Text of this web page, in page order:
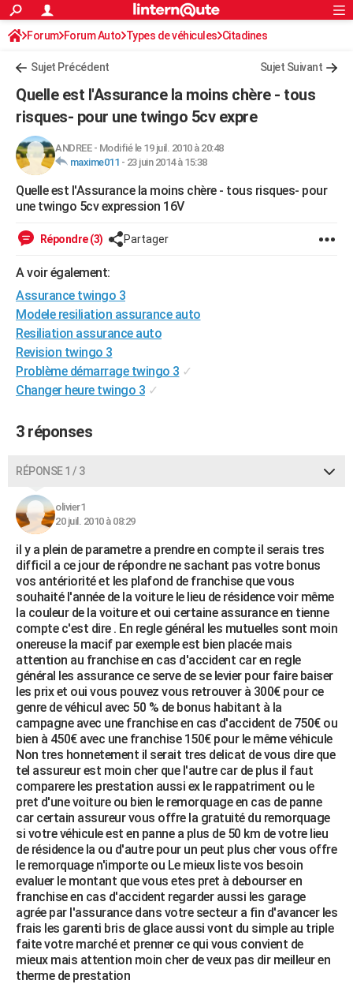
ACTUALITÉS
Politique
Société
Faits Divers
Education
Monde
Villes
+
Programme TV
TNTStreaming
Cinéma
Sorties cinéma
Musique
FINANCE
Retraite
Impôts
Epargne
Immobilier
Risques naturels par ville
Banque
Assurance
Crédit
AUTO
Essais
Réserver un essai
Citadines
Berlines
SUV
Forum auto
HIGH-TECH
Mobiles
Meilleur smartphone
Internet
Ordinateurs
Jeux vidéo
Guide high-tech
+BRICOLAGE
Forum
Aménagement intérieur
Extérieur
Cuisine
Salle de bains
Jardinage
Rangement
WEEK-END
Guides de France
Escapades
Patrimoine
Expositions
Musées
Week-end nature
+LIFESTYLE
Art de vivre
Bien-être
Loisirs
Mode
Modes de vie
SANTE
Alimentation
Guide de la santé
Maladies
Médicaments
Sommeil
VOYAGE
Destinations
City break
Voyage nature
Voyage de noces
Forum
Climat
+PHOTO
BONS PLANS
CARTE DE VOEUX
Carte de Noël
Carte Bonne année
Carte Saint-Valentin
Carte Pâques
Carte d'anniversaire
DICTIONNAIRE
Dictionnaire
Biographies
Citations
Expressions
Proverbes
PROGRAMME TV
COPAINS D'AVANT
S'inscrire
Se connecter
Lycées
Collèges
Primaires
Universités
Entreprises
Service militaire
Avis de recherche
AVIS DE DÉCÈS
FORUM
Bricolage
Lifestyle
Culture
Sport
Auto
Television
Voyage
Cinema
S'inscrire
Connexion
Forum Forum Auto Types de véhicules Citadines
Sujet Précédent Sujet Suivant
Quelle est l'Assurance la moins chère - tous
risques- pour une twingo 5cv expre
ANDREE- Modifié le 19 juil. 2010 à 20:48
maxime011 - 23 juin 2014 à 15:38
Quelle est l'Assurance la moins chère - tous risques- pour
une twingo 5cv expression 16V
Répondre (3) Partager
A voir également:
Assurance twingo 3
Modele resiliation assurance auto
Resiliation assurance auto
Revision twingo 3
Problème démarrage twingo 3 ✓
Changer heure twingo 3 ✓
3 réponses
RÉPONSE 1 / 3
olivier1
20 juil. 2010 à 08:29
il y a plein de parametre a prendre en compte il serais tres
difficil a ce jour de répondre ne sachant pas votre bonus
vos antériorité et les plafond de franchise que vous
souhaité l'année de la voiture le lieu de résidence voir même
la couleur de la voiture et oui certaine assurance en tienne
compte c'est dire . En regle général les mutuelles sont moin
onereuse la macif par exemple est bien placée mais
attention au franchise en cas d'accident car en regle
général les assurance ce serve de se levier pour faire baiser
les prix et oui vous pouvez vous retrouver à 300€ pour ce
genre de véhicul avec 50 % de bonus habitant à la
campagne avec une franchise en cas d'accident de 750€ ou
bien à 450€ avec une franchise 150€ pour le même véhicule
Non tres honnetement il serait tres delicat de vous dire que
tel assureur est moin cher que l'autre car de plus il faut
comparere les prestation aussi ex le rappatriment ou le
pret d'une voiture ou bien le remorquage en cas de panne
car certain assureur vous offre la gratuité du remorquage
si votre véhicule est en panne a plus de 50 km de votre lieu
de résidence la ou d'autre pour un peut plus cher vous offre
le remorquage n'importe ou Le mieux liste vos besoin
evaluer le montant que vous etes pret à debourser en
franchise en cas d'accident regarder aussi les garage
agrée par l'assurance dans votre secteur a fin d'avancer les
frais les garenti bris de glace aussi vont du simple au triple
faite votre marché et prenner ce qui vous convient de
mieux mais attention moin cher de veux pas dir meilleur en
therme de prestation